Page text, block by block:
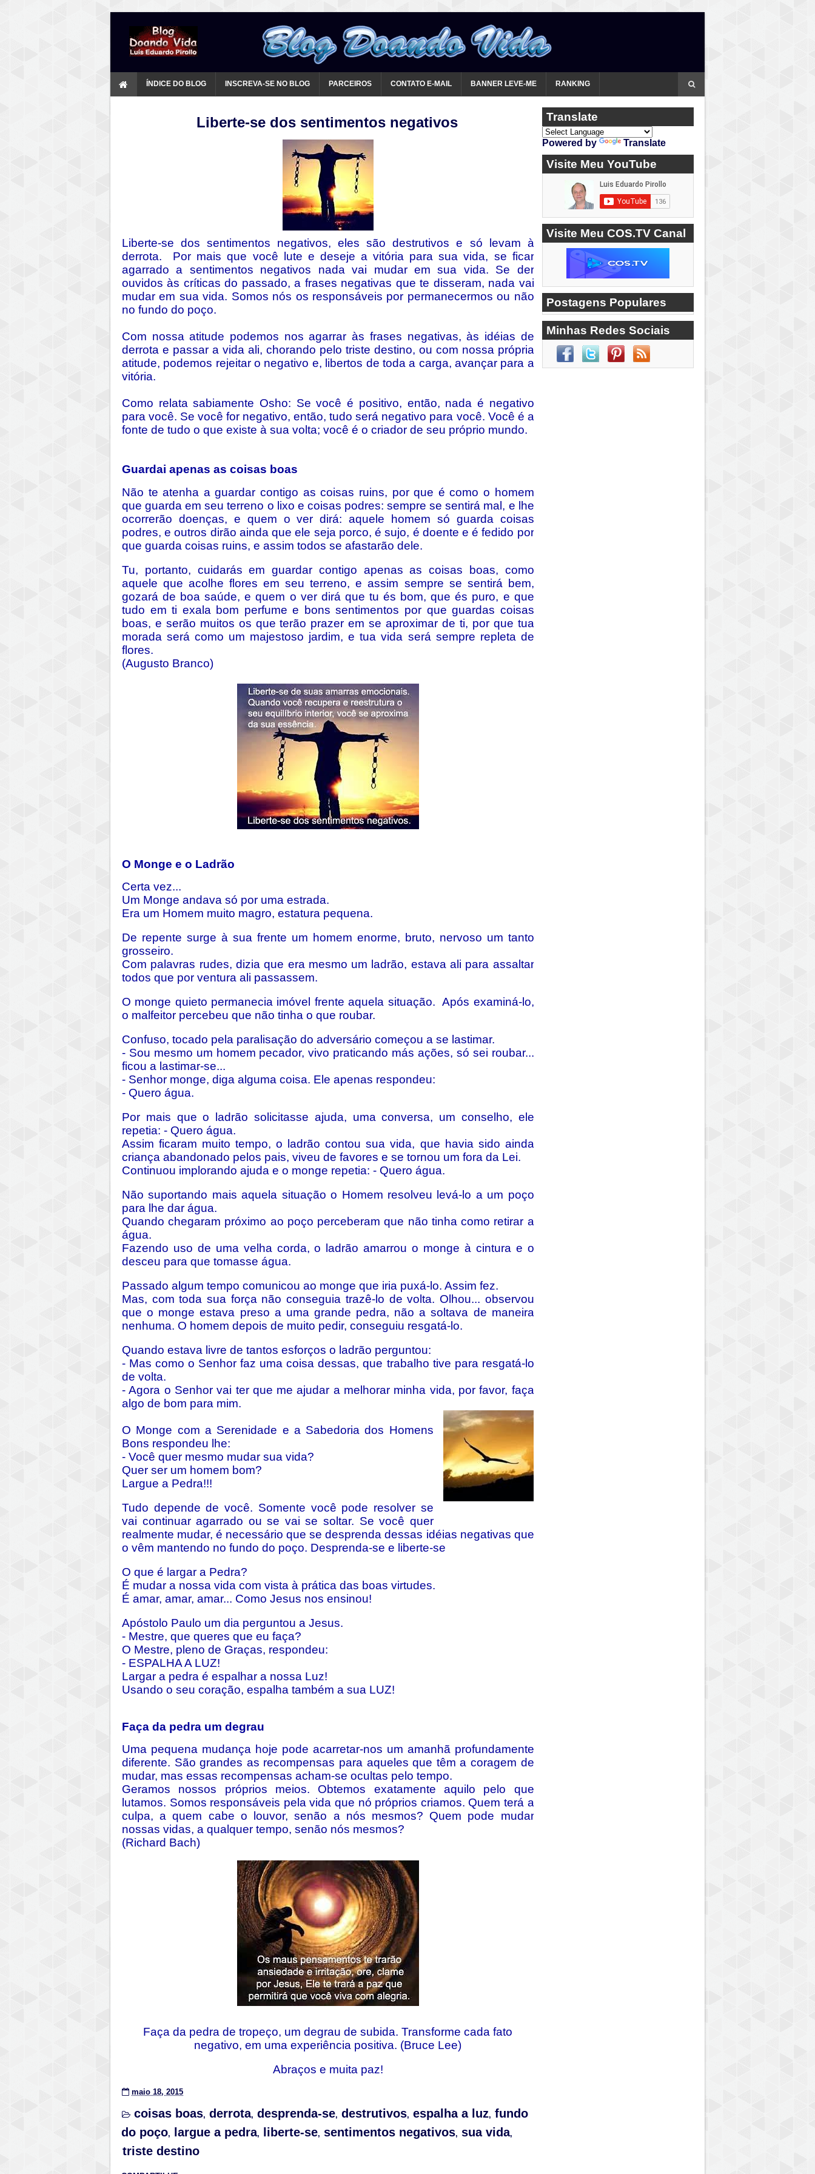
ÍNDICE DO BLOG INSCREVA-SE NO BLOG PARCEIROS CONTATO E-MAIL BANNER LEVE-ME RANKING
Liberte-se dos sentimentos negativos
Liberte-se dos sentimentos negativos, eles são destrutivos e só levam à
derrota. Por mais que você lute e deseje a vitória para sua vida, se ficar
agarrado a sentimentos negativos nada vai mudar em sua vida. Se der
ouvidos às críticas do passado, a frases negativas que te disseram, nada vai
mudar em sua vida. Somos nós os responsáveis por permanecermos ou não
no fundo do poço.
Com nossa atitude podemos nos agarrar às frases negativas, às idéias de
derrota e passar a vida ali, chorando pelo triste destino, ou com nossa própria
atitude, podemos rejeitar o negativo e, libertos de toda a carga, avançar para a
vitória.
Como relata sabiamente Osho: Se você é positivo, então, nada é negativo
para você. Se você for negativo, então, tudo será negativo para você. Você é a
fonte de tudo o que existe à sua volta; você é o criador de seu próprio mundo.
Guardai apenas as coisas boas
Não te atenha a guardar contigo as coisas ruins, por que é como o homem
que guarda em seu terreno o lixo e coisas podres: sempre se sentirá mal, e lhe
ocorrerão doenças, e quem o ver dirá: aquele homem só guarda coisas
podres, e outros dirão ainda que ele seja porco, é sujo, é doente e é fedido por
que guarda coisas ruins, e assim todos se afastarão dele.
Tu, portanto, cuidarás em guardar contigo apenas as coisas boas, como
aquele que acolhe flores em seu terreno, e assim sempre se sentirá bem,
gozará de boa saúde, e quem o ver dirá que tu és bom, que és puro, e que
tudo em ti exala bom perfume e bons sentimentos por que guardas coisas
boas, e serão muitos os que terão prazer em se aproximar de ti, por que tua
morada será como um majestoso jardim, e tua vida será sempre repleta de
flores.
(Augusto Branco)
O Monge e o Ladrão
Certa vez...
Um Monge andava só por uma estrada.
Era um Homem muito magro, estatura pequena.
De repente surge à sua frente um homem enorme, bruto, nervoso um tanto
grosseiro.
Com palavras rudes, dizia que era mesmo um ladrão, estava ali para assaltar
todos que por ventura ali passassem.
O monge quieto permanecia imóvel frente aquela situação. Após examiná-lo,
o malfeitor percebeu que não tinha o que roubar.
Confuso, tocado pela paralisação do adversário começou a se lastimar.
- Sou mesmo um homem pecador, vivo praticando más ações, só sei roubar...
ficou a lastimar-se...
- Senhor monge, diga alguma coisa. Ele apenas respondeu:
- Quero água.
Por mais que o ladrão solicitasse ajuda, uma conversa, um conselho, ele
repetia: - Quero água.
Assim ficaram muito tempo, o ladrão contou sua vida, que havia sido ainda
criança abandonado pelos pais, viveu de favores e se tornou um fora da Lei.
Continuou implorando ajuda e o monge repetia: - Quero água.
Não suportando mais aquela situação o Homem resolveu levá-lo a um poço
para lhe dar água.
Quando chegaram próximo ao poço perceberam que não tinha como retirar a
água.
Fazendo uso de uma velha corda, o ladrão amarrou o monge à cintura e o
desceu para que tomasse água.
Passado algum tempo comunicou ao monge que iria puxá-lo. Assim fez.
Mas, com toda sua força não conseguia trazê-lo de volta. Olhou... observou
que o monge estava preso a uma grande pedra, não a soltava de maneira
nenhuma. O homem depois de muito pedir, conseguiu resgatá-lo.
Quando estava livre de tantos esforços o ladrão perguntou:
- Mas como o Senhor faz uma coisa dessas, que trabalho tive para resgatá-lo
de volta.
- Agora o Senhor vai ter que me ajudar a melhorar minha vida, por favor, faça
algo de bom para mim.
O Monge com a Serenidade e a Sabedoria dos Homens
Bons respondeu lhe:
- Você quer mesmo mudar sua vida?
Quer ser um homem bom?
Largue a Pedra!!!
Tudo depende de você. Somente você pode resolver se
vai continuar agarrado ou se vai se soltar. Se você quer
realmente mudar, é necessário que se desprenda dessas idéias negativas que
o vêm mantendo no fundo do poço. Desprenda-se e liberte-se
O que é largar a Pedra?
É mudar a nossa vida com vista à prática das boas virtudes.
É amar, amar, amar... Como Jesus nos ensinou!
Apóstolo Paulo um dia perguntou a Jesus.
- Mestre, que queres que eu faça?
O Mestre, pleno de Graças, respondeu:
- ESPALHA A LUZ!
Largar a pedra é espalhar a nossa Luz!
Usando o seu coração, espalha também a sua LUZ!
Faça da pedra um degrau
Uma pequena mudança hoje pode acarretar-nos um amanhã profundamente
diferente. São grandes as recompensas para aqueles que têm a coragem de
mudar, mas essas recompensas acham-se ocultas pelo tempo.
Geramos nossos próprios meios. Obtemos exatamente aquilo pelo que
lutamos. Somos responsáveis pela vida que nó próprios criamos. Quem terá a
culpa, a quem cabe o louvor, senão a nós mesmos? Quem pode mudar
nossas vidas, a qualquer tempo, senão nós mesmos?
(Richard Bach)
Faça da pedra de tropeço, um degrau de subida. Transforme cada fato
negativo, em uma experiência positiva. (Bruce Lee)
Abraços e muita paz!
maio 18, 2015
coisas boas, derrota, desprenda-se, destrutivos, espalha a luz, fundo
do poço, largue a pedra, liberte-se, sentimentos negativos, sua vida,
triste destino
Translate
Powered by Translate
Visite Meu YouTube
Visite Meu COS.TV Canal
Postagens Populares
Minhas Redes Sociais